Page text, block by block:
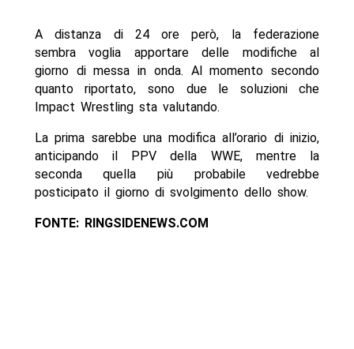
A distanza di 24 ore però, la federazione
sembra voglia apportare delle modifiche al
giorno di messa in onda. Al momento secondo
quanto riportato, sono due le soluzioni che
Impact Wrestling sta valutando.
La prima sarebbe una modifica all’orario di inizio,
anticipando il PPV della WWE, mentre la
seconda quella più probabile vedrebbe
posticipato il giorno di svolgimento dello show.
FONTE: RINGSIDENEWS.COM